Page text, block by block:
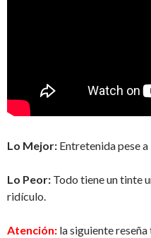
Lo Mejor: Entretenida pese
Lo Peor: Todo tiene un tinte
ridículo.
Atención: la siguiente